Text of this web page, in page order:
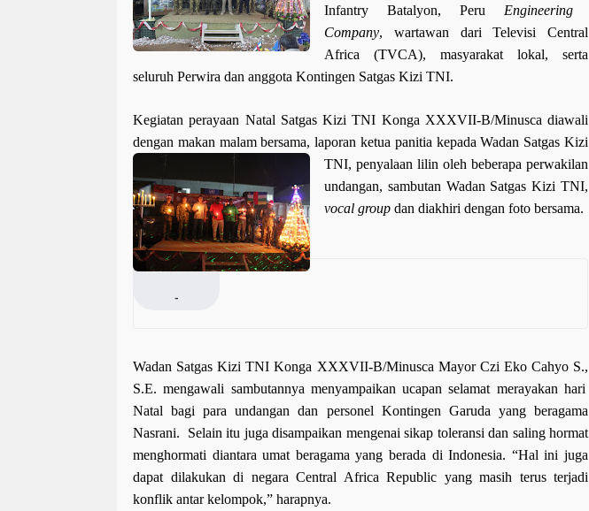
Infantry Batalyon, Peru Engineering
Company, wartawan dari Televisi Central
Africa (TVCA), masyarakat lokal, serta
seluruh Perwira dan anggota Kontingen Satgas Kizi TNI.
Kegiatan perayaan Natal Satgas Kizi TNI Konga XXXVII-B/Minusca diawali
dengan makan malam bersama, laporan ketua panitia kepada Wadan Satgas Kizi
TNI, penyalaan lilin oleh beberapa perwakilan
undangan, sambutan Wadan Satgas Kizi TNI,
vocal group dan diakhiri dengan foto bersama.
-
Wadan Satgas Kizi TNI Konga XXXVII-B/Minusca Mayor Czi Eko Cahyo S.,
S.E. mengawali sambutannya menyampaikan ucapan selamat merayakan hari
Natal bagi para undangan dan personel Kontingen Garuda yang beragama
Nasrani.
Selain itu juga disampaikan mengenai sikap toleransi dan saling hormat
menghormati diantara umat beragama yang berada di Indonesia. “Hal ini juga
dapat dilakukan di negara Central Africa Republic yang masih terus terjadi
konflik antar kelompok,” harapnya.